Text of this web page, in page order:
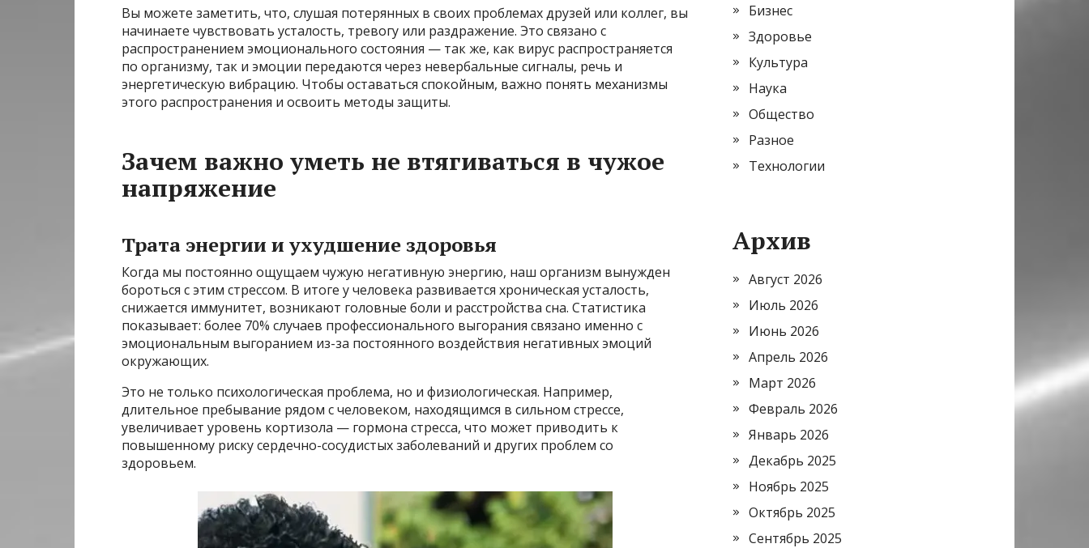
Вы можете заметить, что, слушая потерянных в своих проблемах друзей или коллег, вы
начинаете чувствовать усталость, тревогу или раздражение. Это связано с
распространением эмоционального состояния — так же, как вирус распространяется
по организму, так и эмоции передаются через невербальные сигналы, речь и
энергетическую вибрацию. Чтобы оставаться спокойным, важно понять механизмы
этого распространения и освоить методы защиты.
Зачем важно уметь не втягиваться в чужое
напряжение
Трата энергии и ухудшение здоровья
Когда мы постоянно ощущаем чужую негативную энергию, наш организм вынужден
бороться с этим стрессом. В итоге у человека развивается хроническая усталость,
снижается иммунитет, возникают головные боли и расстройства сна. Статистика
показывает: более 70% случаев профессионального выгорания связано именно с
эмоциональным выгоранием из-за постоянного воздействия негативных эмоций
окружающих.
Это не только психологическая проблема, но и физиологическая. Например,
длительное пребывание рядом с человеком, находящимся в сильном стрессе,
увеличивает уровень кортизола — гормона стресса, что может приводить к
повышенному риску сердечно-сосудистых заболеваний и других проблем со
здоровьем.
Бизнес
Здоровье
Культура
Наука
Общество
Разное
Технологии
Архив
Август 2026
Июль 2026
Июнь 2026
Апрель 2026
Март 2026
Февраль 2026
Январь 2026
Декабрь 2025
Ноябрь 2025
Октябрь 2025
Сентябрь 2025